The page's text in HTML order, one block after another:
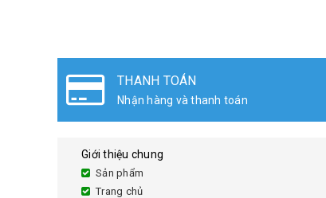
ĐỔI TRẢ HÀNG
Đổi sản phẩm lên đến 30 ngày
Giới thiệu chung
Sản phẩm
Trang chủ